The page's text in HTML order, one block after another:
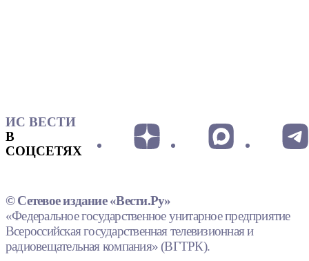
ИС ВЕСТИ
В
СОЦСЕТЯХ
© Сетевое издание «Вести.Ру»
«Федеральное государственное унитарное предприятие
Всероссийская государственная телевизионная и
радиовещательная компания» (ВГТРК).